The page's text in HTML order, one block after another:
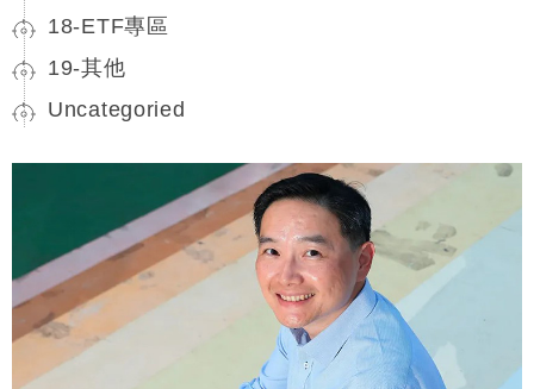
18-ETF專區
19-其他
Uncategoried